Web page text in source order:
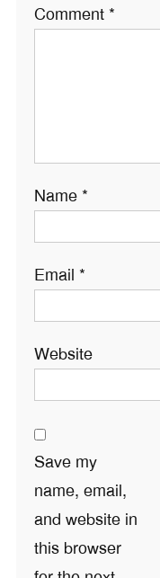
Comment *
Name *
Email *
Website
Save my
name, email,
and website in
this browser